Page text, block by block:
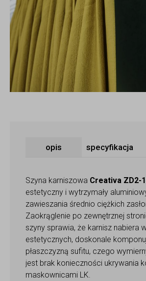
opis specyfikacja
Szyna karniszowa Creativa ZD2-
estetyczny i wytrzymały
zawieszania średnio ciężkich
Zaokrąglenie po zewnętrznej
szyny sprawia, że karnisz nabiera
estetycznych, doskonale
płaszczyzną sufitu, czego
jest brak konieczności ukrywania
maskownicami LK.